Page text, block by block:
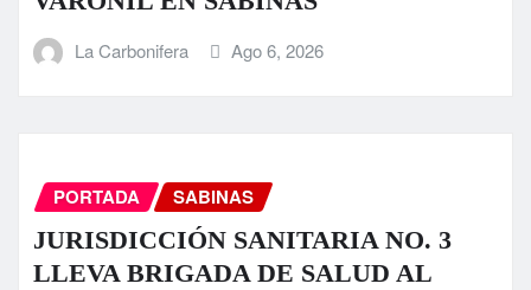
La Carbonifera Ago 6, 2026
PORTADA SABINAS
JURISDICCIÓN SANITARIA NO. 3
LLEVA BRIGADA DE SALUD AL